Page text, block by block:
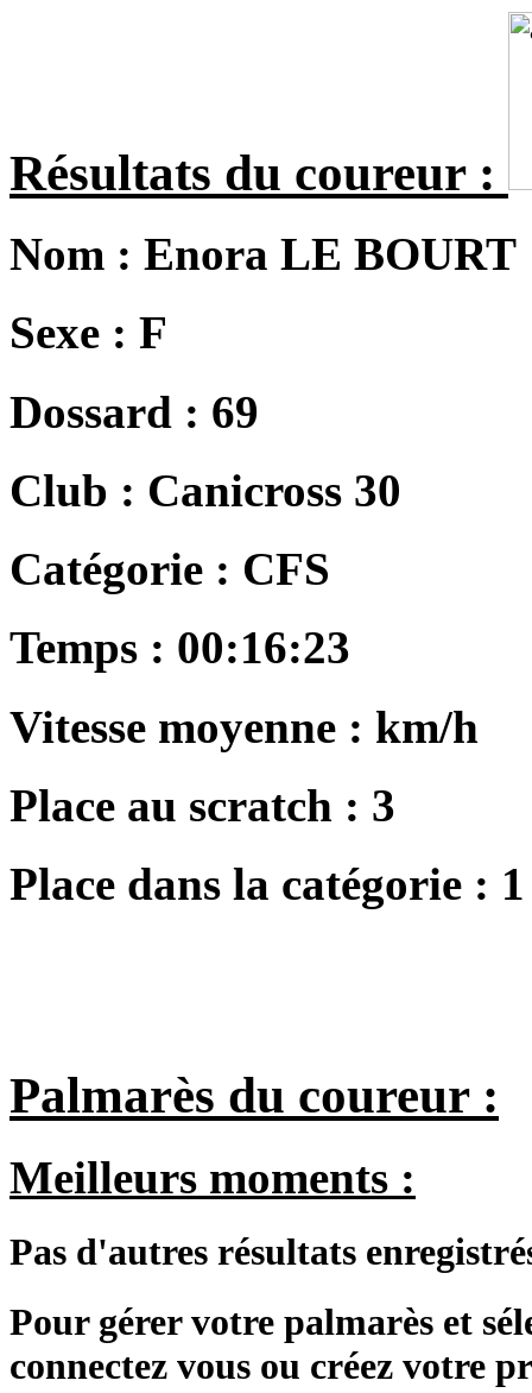
Résultats du coureur :
Nom : Enora LE BOURT
Sexe : F
Dossard : 69
Club : Canicross 30
Catégorie : CFS
Temps : 00:16:23
Vitesse moyenne : km/h
Place au scratch : 3
Place dans la catégorie : 1
Palmarès du coureur :
Meilleurs moments :
Pas d'autres résultats
Pour gérer votre palmarès et
connectez vous ou créez votre